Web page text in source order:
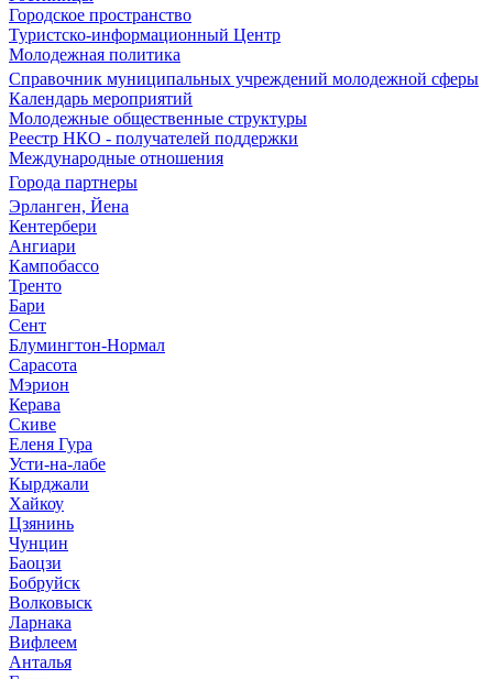
Городское пространство
Туристско-информационный Центр
Молодежная политика
Справочник муниципальных учреждений молодежной сферы
Календарь мероприятий
Молодежные общественные структуры
Реестр НКО - получателей поддержки
Международные отношения
Города партнеры
Эрланген, Йена
Кентербери
Ангиари
Кампобассо
Тренто
Бари
Сент
Блумингтон-Нормал
Сарасота
Мэрион
Керава
Скиве
Еленя Гура
Усти-на-лабе
Кырджали
Хайкоу
Цзянинь
Чунцин
Баоцзи
Бобруйск
Волковыск
Ларнака
Вифлеем
Анталья